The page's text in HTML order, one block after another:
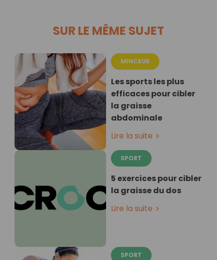
SUR LE MÊME SUJET
MINCEUR
Les sports les plus
efficaces pour cibler
la graisse
abdominale
Lire la suite
SPORT
5 exercices pour cibler
la graisse du dos
Lire la suite
SPORT